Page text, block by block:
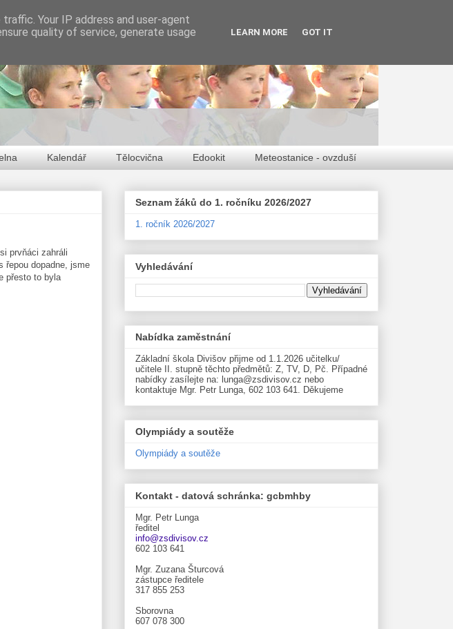
Kalendář Tělocvična Edookit Meteostanice - ovzduší
prvňáci zahráli
řepou dopadne, jsme
přesto to byla
Seznam žáků do 1. ročníku 2026/2027
1. ročník 2026/2027
Vyhledávání
Nabídka zaměstnání
Základní škola Divišov přijme od 1.1.2026 učitelku/
učitele II. stupně těchto předmětů: Z, TV, D, Pč. Případné
nabídky zasílejte na: lunga@zsdivisov.cz nebo
kontaktuje Mgr. Petr Lunga, 602 103 641. Děkujeme
Olympiády a soutěže
Olympiády a soutěže
Kontakt - datová schránka: gcbmhby
Mgr. Petr Lunga
ředitel
info@zsdivisov.cz
602 103 641
Mgr. Zuzana Šturcová
zástupce ředitele
317 855 253
Sborovna
607 078 300
Your IP address and user-agent
quality of service, generate usage
LEARN MORE GOT IT